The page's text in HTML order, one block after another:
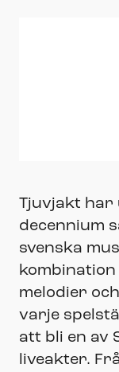
Tjuvjakt har
decennium
svenska
melodier
varje
att bli en av
liveakter.